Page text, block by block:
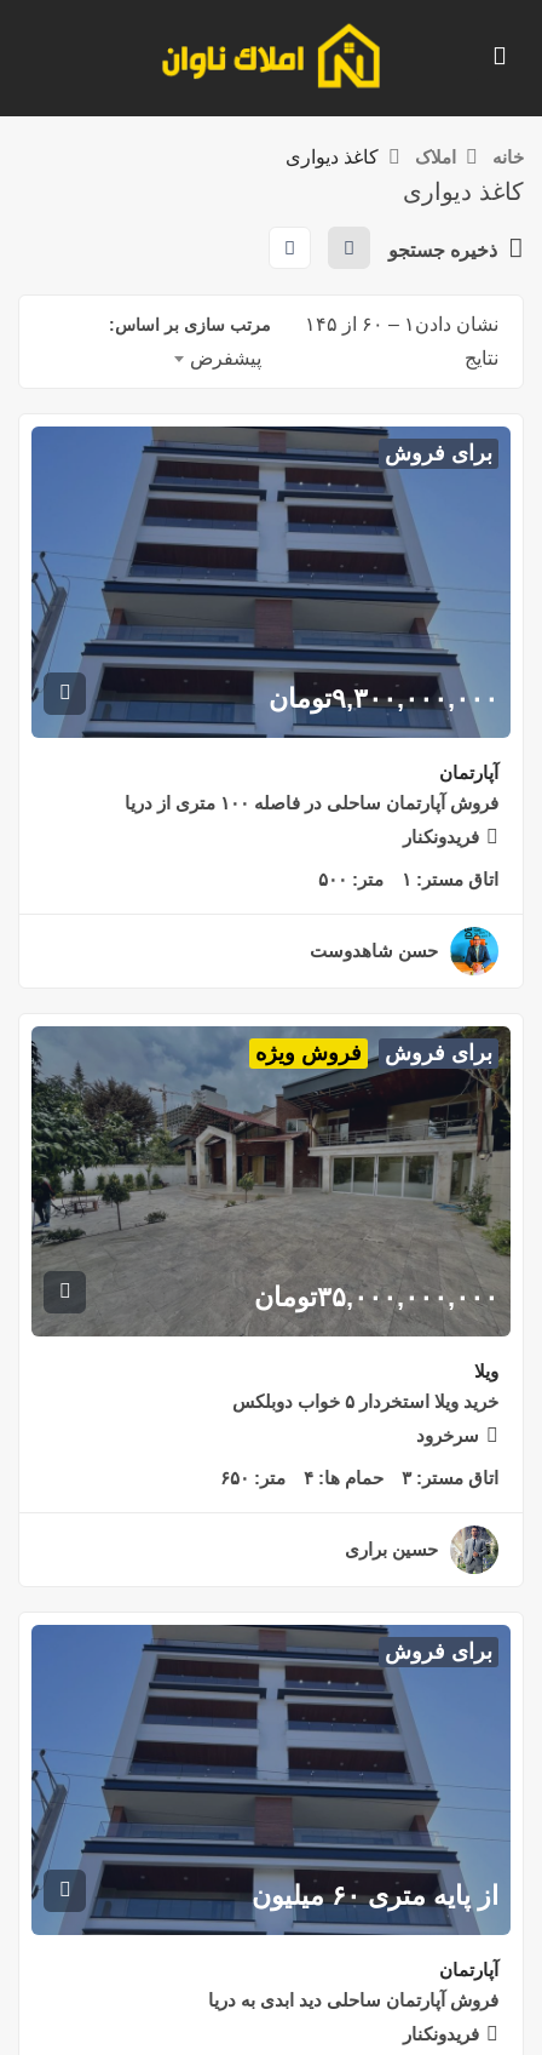
خانه املاک کاغذ دیواری
کاغذ دیواری
ذخیره جستجو
نشان دادن ۱ – ۶۰
از ۱۴۵
نتایج
مرتب سازی بر اساس:
پیشفرض
برای فروش
۹,۳۰۰,۰۰۰,۰۰۰تومان
آپارتمان
فروش آپارتمان ساحلی در فاصله ۱۰۰ متری از دریا
فریدونکنار
اتاق مستر: ۱ متر: ۵۰۰
حسن شاهدوست
برای فروش فروش ویژه
۳۵,۰۰۰,۰۰۰,۰۰۰تومان
ویلا
خرید ویلا استخردار ۵ خواب دوبلکس
سرخرود
اتاق مستر:۳ حمام ها: ۴ متر: ۶۵۰
حسین براری
برای فروش
از پایه متری ۶۰ میلیون
آپارتمان
فروش آپارتمان ساحلی دید ابدی به دریا
فریدونکنار